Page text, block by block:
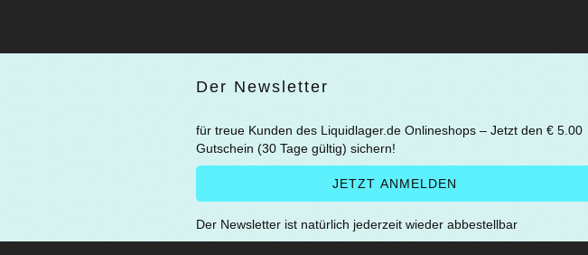
Der Newsletter
für treue Kunden des Liquidlager.de Onlineshops – Jetzt den € 5.00
Gutschein (30 Tage gültig) sichern!
Der Newsletter ist natürlich jederzeit wieder abbestellbar